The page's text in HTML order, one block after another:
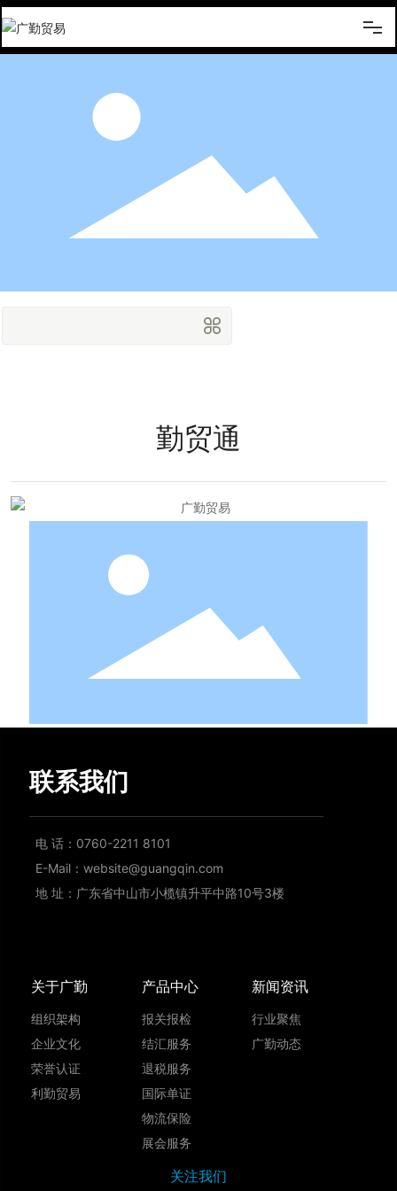
业务介绍
勤贸通
勤贸通
联系我们
电 话： 0760-2211 8101
E-Mail： website@guangqin.com
地 址： 广东省中山市小榄镇升平中路10号3楼
关于广勤
组织架构
企业文化
荣誉认证
利勤贸易
产品中心
报关报检
结汇服务
退税服务
国际单证
物流保险
展会服务
新闻资讯
行业聚焦
广勤动态
关注我们